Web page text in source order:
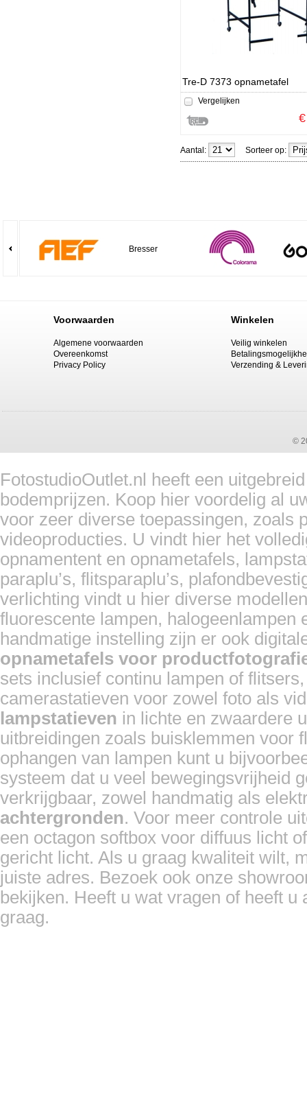
Tre-D 7373 opnametafel
Vergelijken
Aantal: Sorteer op:
Bresser
Voorwaarden Winkelen
Algemene voorwaarden
Overeenkomst
Privacy Policy
Veilig winkelen
Verzending &
©
FotostudioOutlet.nl heeft een
bodemprijzen. Koop hier voordelig al
voor zeer diverse toepassingen, zoals
videoproducties. U vindt hier het
opnamentent en opnametafels,
paraplu’s, flitsparaplu’s,
verlichting vindt u hier diverse
fluorescente lampen,
handmatige instelling zijn er ook
opnametafels voor
sets inclusief continu lampen of
camerastatieven voor zowel foto als
lampstatieven in lichte en zwaardere
uitbreidingen zoals buisklemmen voor
ophangen van lampen kunt u
systeem dat u veel bewegingsvrijheid
verkrijgbaar, zowel handmatig als
achtergronden. Voor meer controle
een octagon softbox voor diffuus licht
gericht licht. Als u graag kwaliteit wilt,
juiste adres. Bezoek ook onze
bekijken. Heeft u wat vragen of heeft
graag.